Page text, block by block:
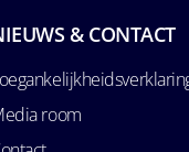
& CONTACT
room